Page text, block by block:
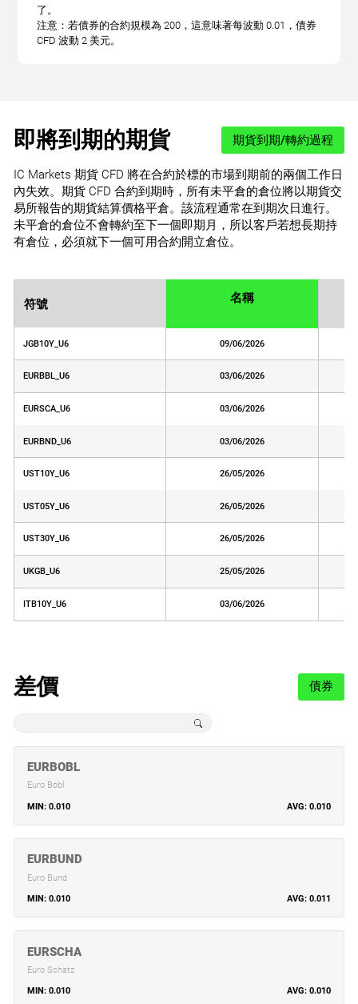
了。
注意：若債券的合約規模為 200，這意味著每波動 0.01，債券
CFD 波動 2 美元。
即將到期的期貨 期貨到期/轉約過程
IC Markets 期貨 CFD 將在合約於標的市場到期前的兩個工作日
內失效。期貨 CFD 合約到期時，所有未平倉的倉位將以期貨交
易所報告的期貨結算價格平倉。該流程通常在到期次日進行。
未平倉的倉位不會轉約至下一個即期月，所以客戶若想長期持
有倉位，必須就下一個可用合約開立倉位。
符號
JGB10Y_U6
EURBBL_U6
EURSCA_U6
EURBND_U6
UST10Y_U6
UST05Y_U6
UST30Y_U6
UKGB_U6
ITB10Y_U6
名稱
09/06/2026
03/06/2026
03/06/2026
03/06/2026
26/05/2026
26/05/2026
26/05/2026
25/05/2026
03/06/2026
差價 債券
EURBOBL
Euro Bobl
0.010
0.010
EURBUND
Euro Bund
0.010
0.011
EURSCHA
Euro Schatz
0.010
0.010